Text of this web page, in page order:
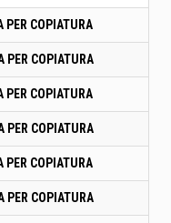
PER COPIATURA
PER COPIATURA
PER COPIATURA
PER COPIATURA
PER COPIATURA
PER COPIATURA